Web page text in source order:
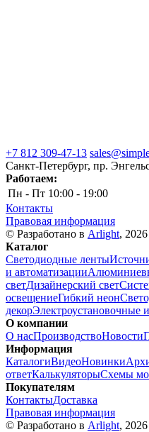
+7 812 309-47-13
Санкт-Петербург, пр.
Работаем:
Пн - Пт 10:00 - 19:00
Контакты
Правовая информация
© Разработано в Arlight, 2026
Каталог
Светодиодные ленты
и автоматизации
светДизайнерский свет
освещениеГибкий неон
декорЭлектроустановочные
О компании
О насПроизводствоНовости
Информация
КаталогиВидеоНовинки
ответКалькуляторыСхемы
Покупателям
КонтактыДоставка
Правовая информация
© Разработано в Arlight, 2026